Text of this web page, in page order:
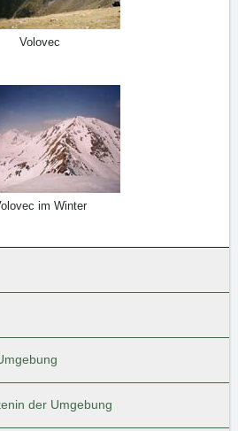
Volovec
im Winter
in der Umgebung